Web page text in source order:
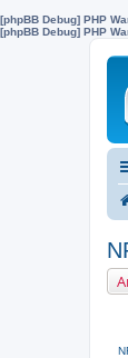
[phpBB Debug] PHP
[phpBB Debug] PHP